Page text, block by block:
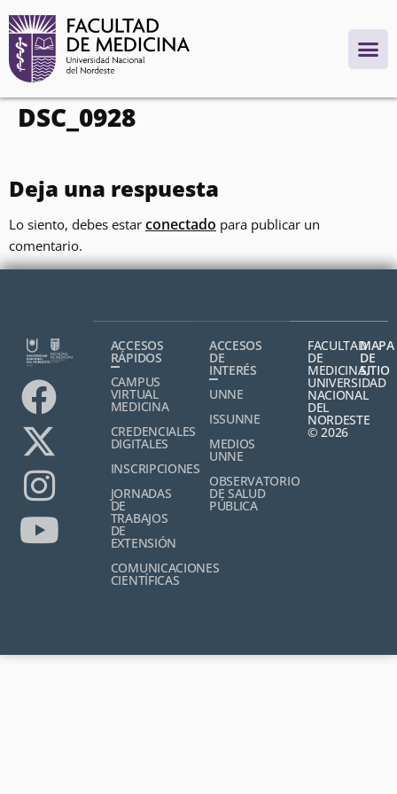
contenido
DSC_0928
Deja una respuesta
Lo siento, debes estar conectado para publicar un
comentario.
ACCESOS
RÁPIDOS
CAMPUS
VIRTUAL
MEDICINA
CREDENCIALES
DIGITALES
INSCRIPCIONES
JORNADAS
DE
TRABAJOS
DE
EXTENSIÓN
COMUNICACIONES
CIENTÍFICAS
ACCESOS
DE
INTERÉS
UNNE
ISSUNNE
MEDIOS
UNNE
OBSERVATORIO
DE SALUD
PÚBLICA
FACULTAD
DE
MEDICINA,
UNIVERSIDAD
NACIONAL
DEL
NORDESTE
© 2026
MAPA
DE
SITIO